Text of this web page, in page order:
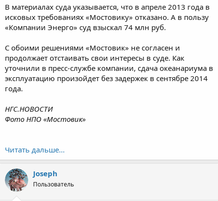
В материалах суда указывается, что в апреле 2013 года в
исковых требованиях «Мостовику» отказано. А в пользу
«Компании Энерго» суд взыскал 74 млн руб.
С обоими решениями «Мостовик» не согласен и
продолжает отстаивать свои интересы в суде. Как
уточнили в пресс-службе компании, сдача океанариума в
эксплуатацию произойдет без задержек в сентябре 2014
года.
НГС.НОВОСТИ
Фото НПО «Мостовик»
Читать дальше...
Joseph
Пользователь